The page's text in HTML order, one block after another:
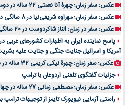
عکس؛ سفر زمان؛ چهرۀ آنا نعمتی 22 ساله در دومین فیلمش؛ سال 78
عکس؛ سفر زمان؛ مهراوه شریفی‌نیا در 8 سالگی در اولین فیلمش؛ دهۀ 60
عکس؛ سفر در زمان؛ الناز شاکردوست در 20 سالگی و در سومین فیلم اش؛ سال 83
پاسخ نماینده ایران به اظهارات کشورهای
آمریکا و اسرائیل جنایت جنگی و جنایت علیه
عکس؛ سفر زمان؛ چهرۀ نیکی کریمی 32 ساله در باج خور؛ سال 82
جزئیات گفتگوی تلفنی اردوغان با ترامپ
عکس؛ سفر زمان؛ مصطفی زمانی 27 ساله در چهارمین فیلمش در کنار هنگامه حمیدزاده؛
راستی آزمایی نیویورک تایمز از توجیهات ترامپ